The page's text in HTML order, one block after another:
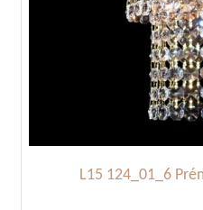
L15 124_01_6